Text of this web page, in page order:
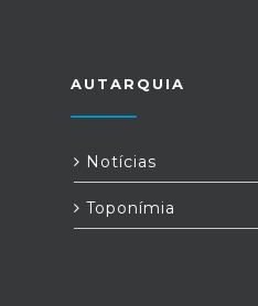
AUTARQUIA
Notícias
Toponímia